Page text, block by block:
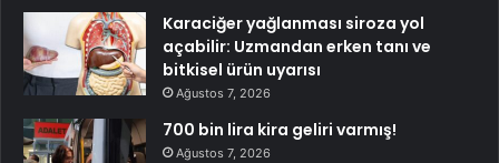
Karaciğer yağlanması siroza yol
açabilir: Uzmandan erken tanı ve
bitkisel ürün uyarısı
Ağustos 7, 2026
700 bin lira kira geliri varmış!
Ağustos 7, 2026